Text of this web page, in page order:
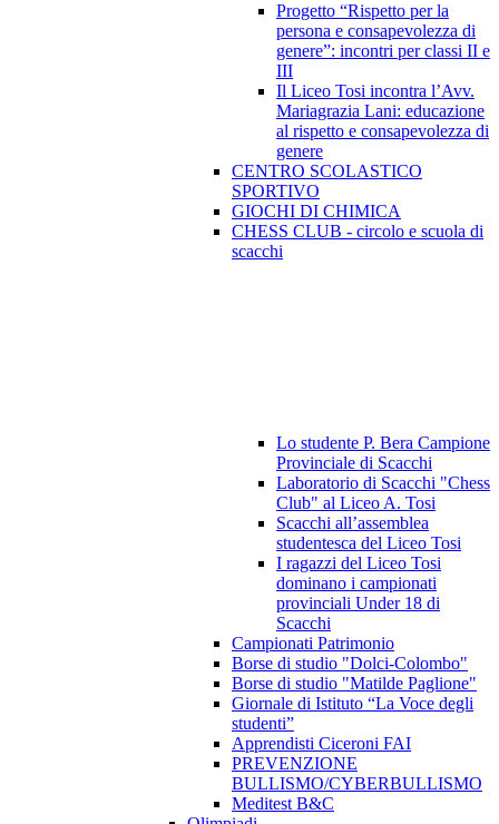
Progetto “Rispetto per la
persona e consapevolezza di
genere”: incontri per classi II e
III
Il Liceo Tosi incontra l’Avv.
Mariagrazia Lani: educazione
al rispetto e consapevolezza di
genere
CENTRO SCOLASTICO
SPORTIVO
GIOCHI DI CHIMICA
CHESS CLUB - circolo e scuola di
scacchi
Lo studente P. Bera Campione
Provinciale di Scacchi
Laboratorio di Scacchi "Chess
Club" al Liceo A. Tosi
Scacchi all’assemblea
studentesca del Liceo Tosi
I ragazzi del Liceo Tosi
dominano i campionati
provinciali Under 18 di
Scacchi
Campionati Patrimonio
Borse di studio "Dolci-Colombo"
Borse di studio "Matilde Paglione"
Giornale di Istituto “La Voce degli
studenti”
Apprendisti Ciceroni FAI
PREVENZIONE
BULLISMO/CYBERBULLISMO
Meditest B&C